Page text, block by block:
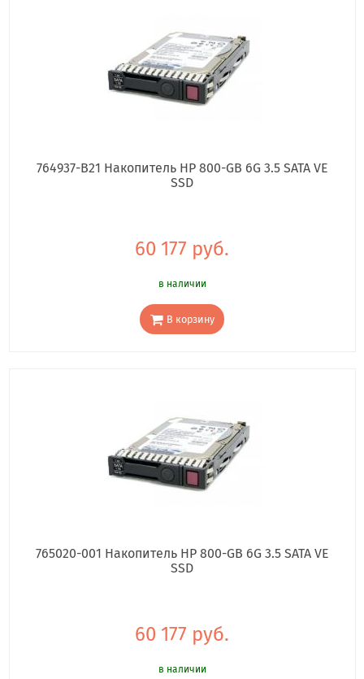
764937-B21 Накопитель HP 800-GB 6G 3.5 SATA VE
SSD
60 177 руб.
в наличии
В корзину
765020-001 Накопитель HP 800-GB 6G 3.5 SATA VE
SSD
60 177 руб.
в наличии